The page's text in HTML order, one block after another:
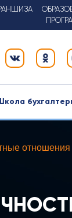
отношения